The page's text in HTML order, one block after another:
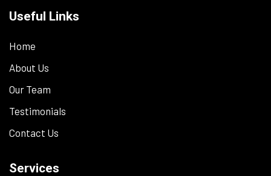
Useful Links
Home
About Us
Our Team
Testimonials
Contact Us
Services